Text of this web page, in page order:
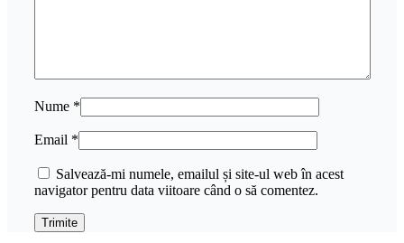
Nume *
Email *
Salvează-mi numele, emailul și site-ul web în acest
navigator pentru data viitoare când o să comentez.